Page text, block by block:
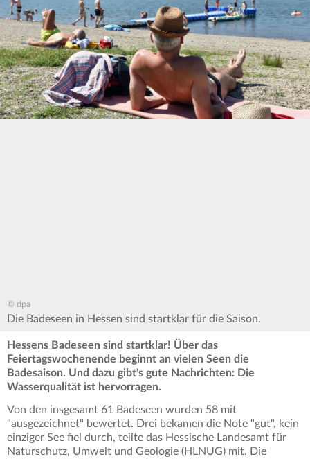
© dpa
Die Badeseen in Hessen sind startklar für die Saison.
Hessens Badeseen sind startklar! Über das
Feiertagswochenende beginnt an vielen Seen die
Badesaison. Und dazu gibt's gute Nachrichten: Die
Wasserqualität ist hervorragen.
Von den insgesamt 61 Badeseen wurden 58 mit
"ausgezeichnet" bewertet. Drei bekamen die Note "gut", kein
einziger See fiel durch, teilte das Hessische Landesamt für
Naturschutz, Umwelt und Geologie (HLNUG) mit. Die